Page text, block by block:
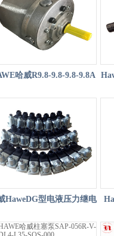
哈威R9.8-9.8-9.8-9.8A
柱塞泵
HaweDG型电液压力继电
器